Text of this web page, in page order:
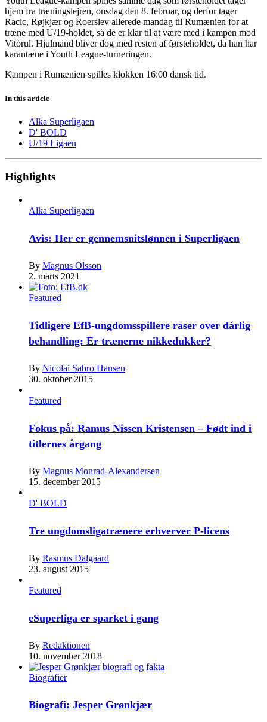
hjem fra træningslejren, onsdag den 8. februar, og derfor tager
Racic, Røjkjær og Roerslev allerede mandag til Rumænien for at
træne med U/19-holdet, så de er klar til at være med i kampen mod
Vitorul. Hjulmand bliver dog med resten af førsteholdet, da han har
karantæne i Youth League-turneringen.
Kampen i Rumænien spilles klokken 16:00 dansk tid.
In this article
Alka Superligaen
D' BOLD
U/19 Ligaen
Highlights
Alka Superligaen
Avis: Her er gennemsnitslønnen i Superligaen
By Magnus Olsson
2. marts 2021
Featured
Tidligere EfB-ungdomsspillere raser over dårlig
behandling: Er trænerne nikkedukker?
By Nicolai Sabro Hansen
30. oktober 2015
Featured
Fokus på: Ramus Nissen Kristensen – Født ind i
titlernes årgang
By Magnus Monrad-Alexandersen
15. december 2015
D' BOLD
Tre ungdomsligatrænere erhverver P-licens
By Rasmus Dalgaard
23. august 2015
Featured
eSuperliga er sparket i gang
By Redaktionen
10. november 2018
Biografier
Biografi: Jesper Grønkjær